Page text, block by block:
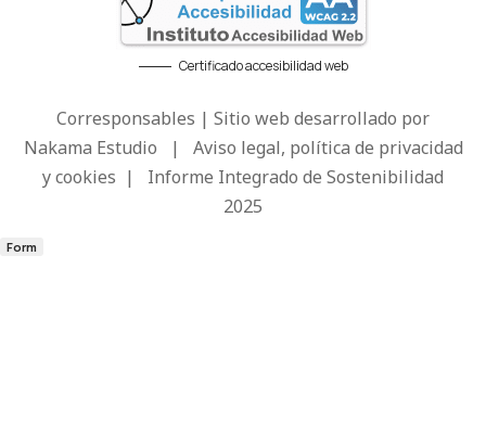
Certificado accesibilidad web
Corresponsables | Sitio web desarrollado por
Nakama Estudio | Aviso legal, política de privacidad
y cookies | Informe Integrado de Sostenibilidad
2025
Form